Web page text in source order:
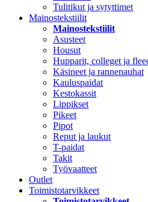
Tulitikut ja sytyttimet
Mainostekstiilit
Mainostekstiilit
Asusteet
Housut
Hupparit, colleget ja
Käsineet ja rannenauhat
Kauluspaidat
Kestokassit
Lippikset
Pikeet
Pipot
Reput ja laukut
T-paidat
Takit
Työvaatteet
Outlet
Toimistotarvikkeet